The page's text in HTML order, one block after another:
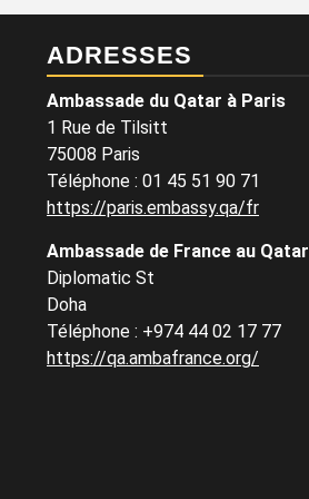
ADRESSES
Ambassade du Qatar à Paris
1 Rue de Tilsitt
75008 Paris
Téléphone : 01 45 51 90 71
https://paris.embassy.qa/fr
Ambassade de France au Qatar
Diplomatic St
Doha
Téléphone : +974 44 02 17 77
https://qa.ambafrance.org/